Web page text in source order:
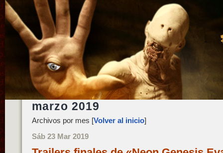
marzo 2019
Archivos por mes [Volver al inicio]
Sáb 23 Mar 2019